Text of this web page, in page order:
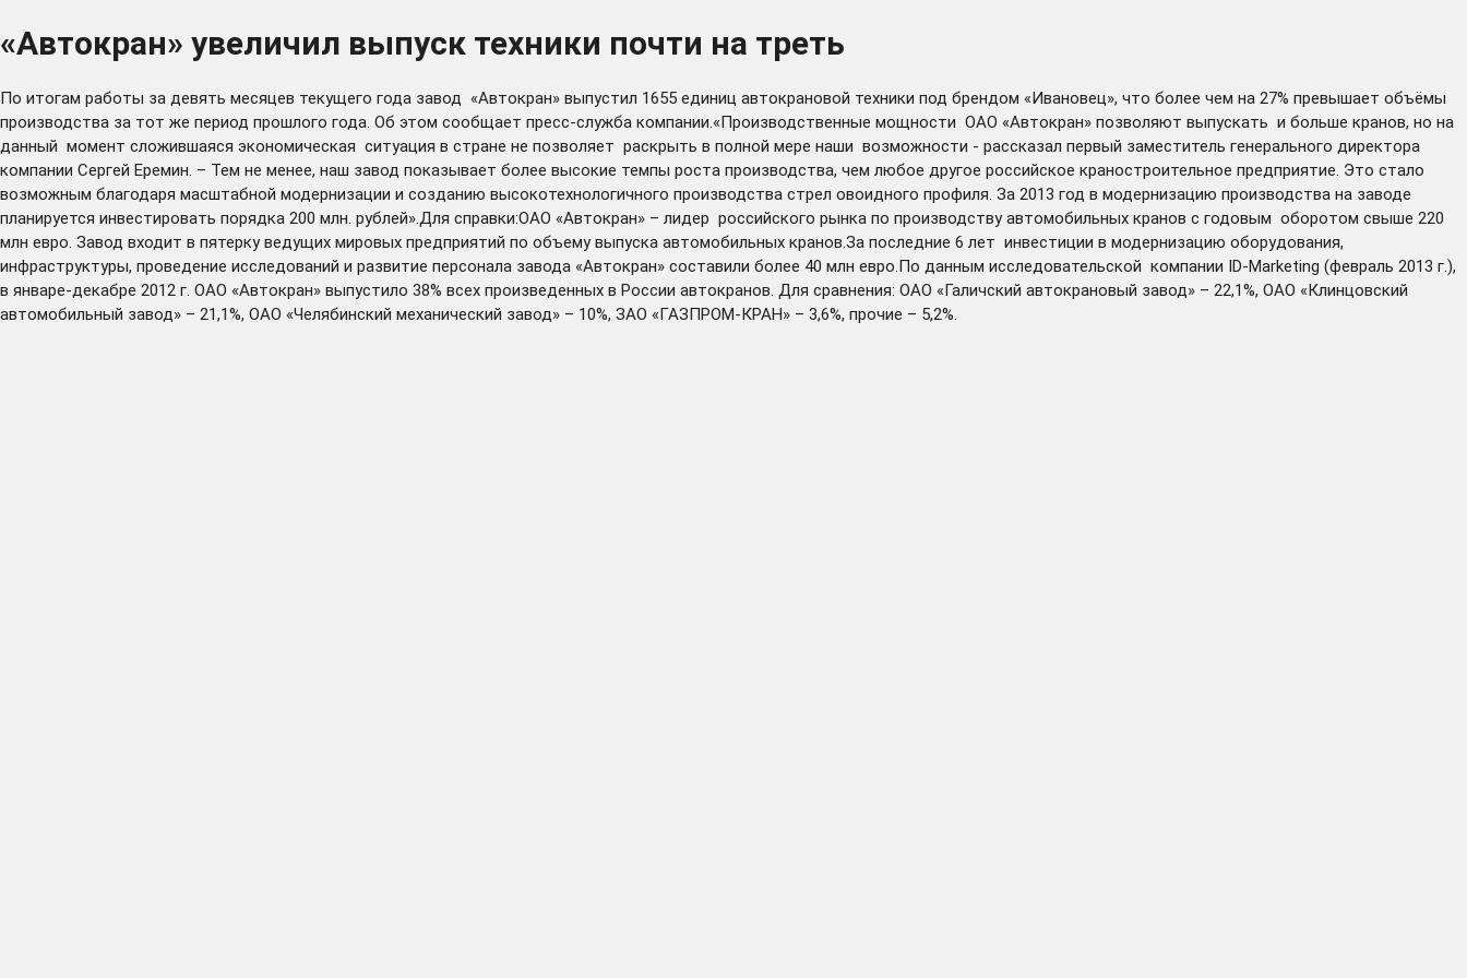
«Автокран» увеличил выпуск техники почти на треть
По итогам работы за девять месяцев текущего года завод «Автокран» выпустил 1655 единиц автокрановой техники под брендом «Ивановец», что более чем на 27% превышает объёмы
производства за тот же период прошлого года. Об этом сообщает пресс-служба компании.«Производственные мощности ОАО «Автокран» позволяют выпускать и больше кранов, но на
данный момент сложившаяся экономическая ситуация в стране не позволяет раскрыть в полной мере наши возможности - рассказал первый заместитель генерального директора
компании Сергей Еремин. – Тем не менее, наш завод показывает более высокие темпы роста производства, чем любое другое российское краностроительное предприятие. Это стало
возможным благодаря масштабной модернизации и созданию высокотехнологичного производства стрел овоидного профиля. За 2013 год в модернизацию производства на заводе
планируется инвестировать порядка 200 млн. рублей».Для справки:ОАО «Автокран» – лидер российского рынка по производству автомобильных кранов с годовым оборотом свыше 220
млн евро. Завод входит в пятерку ведущих мировых предприятий по объему выпуска автомобильных кранов.За последние 6 лет инвестиции в модернизацию оборудования,
инфраструктуры, проведение исследований и развитие персонала завода «Автокран» составили более 40 млн евро.По данным исследовательской компании ID-Marketing (февраль 2013 г.),
в январе-декабре 2012 г. ОАО «Автокран» выпустило 38% всех произведенных в России автокранов. Для сравнения: ОАО «Галичский автокрановый завод» – 22,1%, ОАО «Клинцовский
автомобильный завод» – 21,1%, ОАО «Челябинский механический завод» – 10%, ЗАО «ГАЗПРОМ-КРАН» – 3,6%, прочие – 5,2%.